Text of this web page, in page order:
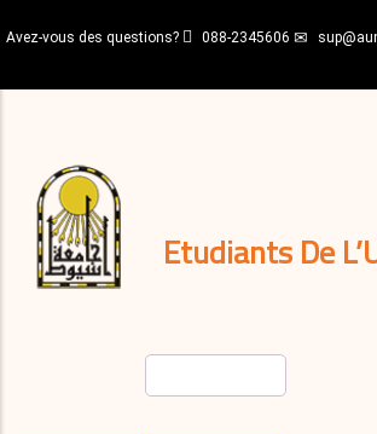
au
principal
Avez-vous des questions? 088-2345606
Etudiants De
décisions
Expatriés
Journal